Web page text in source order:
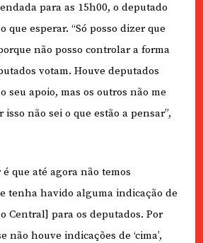
para as 15h00, o deputado
que esperar. “Só posso dizer que
não posso controlar a forma
votam. Houve deputados
seu apoio, mas os outros não me
não sei o que estão a pensar”,
é que até agora não temos
tenha havido alguma indicação de
Central] para os deputados. Por
não houve indicações de ‘cima’,